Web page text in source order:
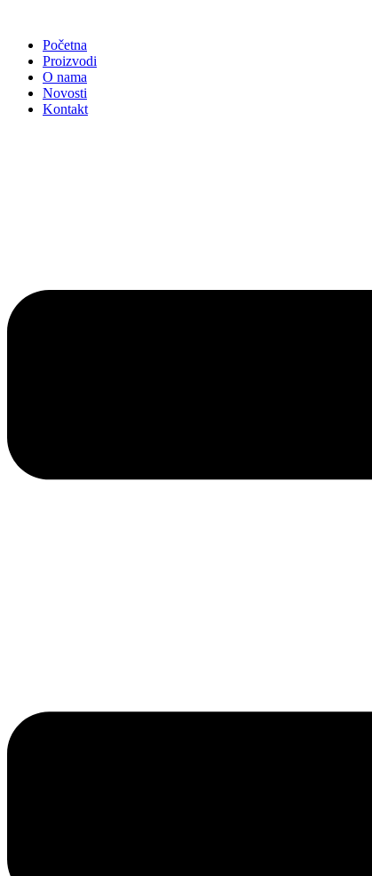
sadržajPočetna
Proizvodi
O nama
Novosti
Kontakt